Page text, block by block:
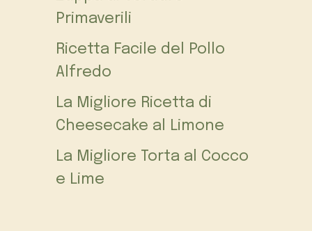
Primaverili
Ricetta Facile del Pollo
Alfredo
La Migliore Ricetta di
Cheesecake al Limone
La Migliore Torta al Cocco
e Lime